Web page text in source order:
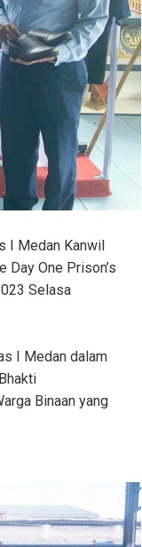
I Medan Kanwil
Day One Prison’s
Selasa
I Medan dalam
Binaan yang